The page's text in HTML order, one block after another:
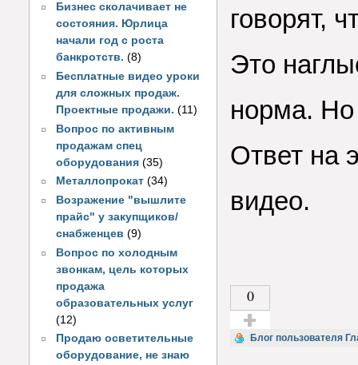
Бизнес сколачивает не
состояния. Юрлица
начали год с роста
банкротств. (8)
Бесплатные видео уроки
для сложных продаж.
Проектные продажи. (11)
Вопрос по активным
продажам спец
оборудования (35)
Металлопрокат (34)
Возражение "вышлите
прайс" у закупщиков/
снабженцев (9)
Вопрос по холодным
звонкам, цель которых
продажа
образовательных услуг
(12)
Продаю осветительные
оборудование, не знаю
говорят,
Это
норма. Но
Ответ на
видео.
0
Голос за!
Блог пользователя